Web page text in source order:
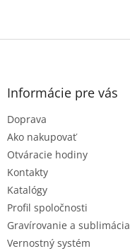
Z
Informácie pre vás
Doprava
Ako nakupovať
Otváracie hodiny
Kontakty
Katalógy
Profil spoločnosti
Gravírovanie a sublimácia
Vernostný systém